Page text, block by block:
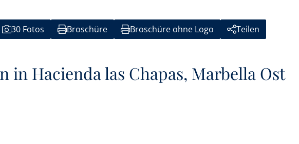
30 Fotos Broschüre Broschüre ohne Logo Teilen
in Hacienda las Chapas, Marbella Ost